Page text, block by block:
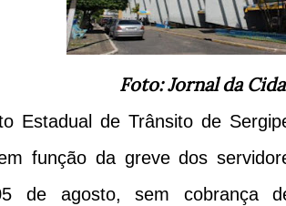
Foto: Jornal da
Estadual de Trânsito de
função da greve dos
de agosto, sem cobrança